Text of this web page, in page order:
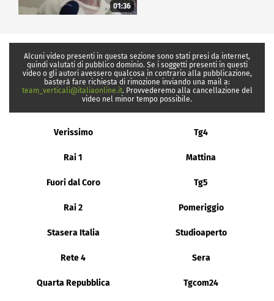
01:36
Alcuni video presenti in questa sezione sono stati presi da internet,
quindi valutati di pubblico dominio. Se i soggetti presenti in questi
video o gli autori avessero qualcosa in contrario alla pubblicazione,
basterà fare richiesta di rimozione inviando una mail a:
team_verticali@italiaonline.it. Provvederemo alla cancellazione del
video nel minor tempo possibile.
Verissimo Tg4
Rai 1 Mattina
Fuori dal Coro Tg5
Rai 2 Pomeriggio
Stasera Italia Studioaperto
Rete 4 Sera
Quarta Repubblica Tgcom24